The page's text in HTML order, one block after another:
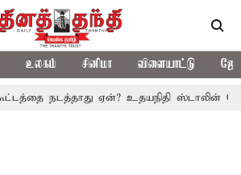
உலகம் சினிமா விளையாட்டு
ஏன்? உதயநிதி ஸ்டாலின் கேள்வி